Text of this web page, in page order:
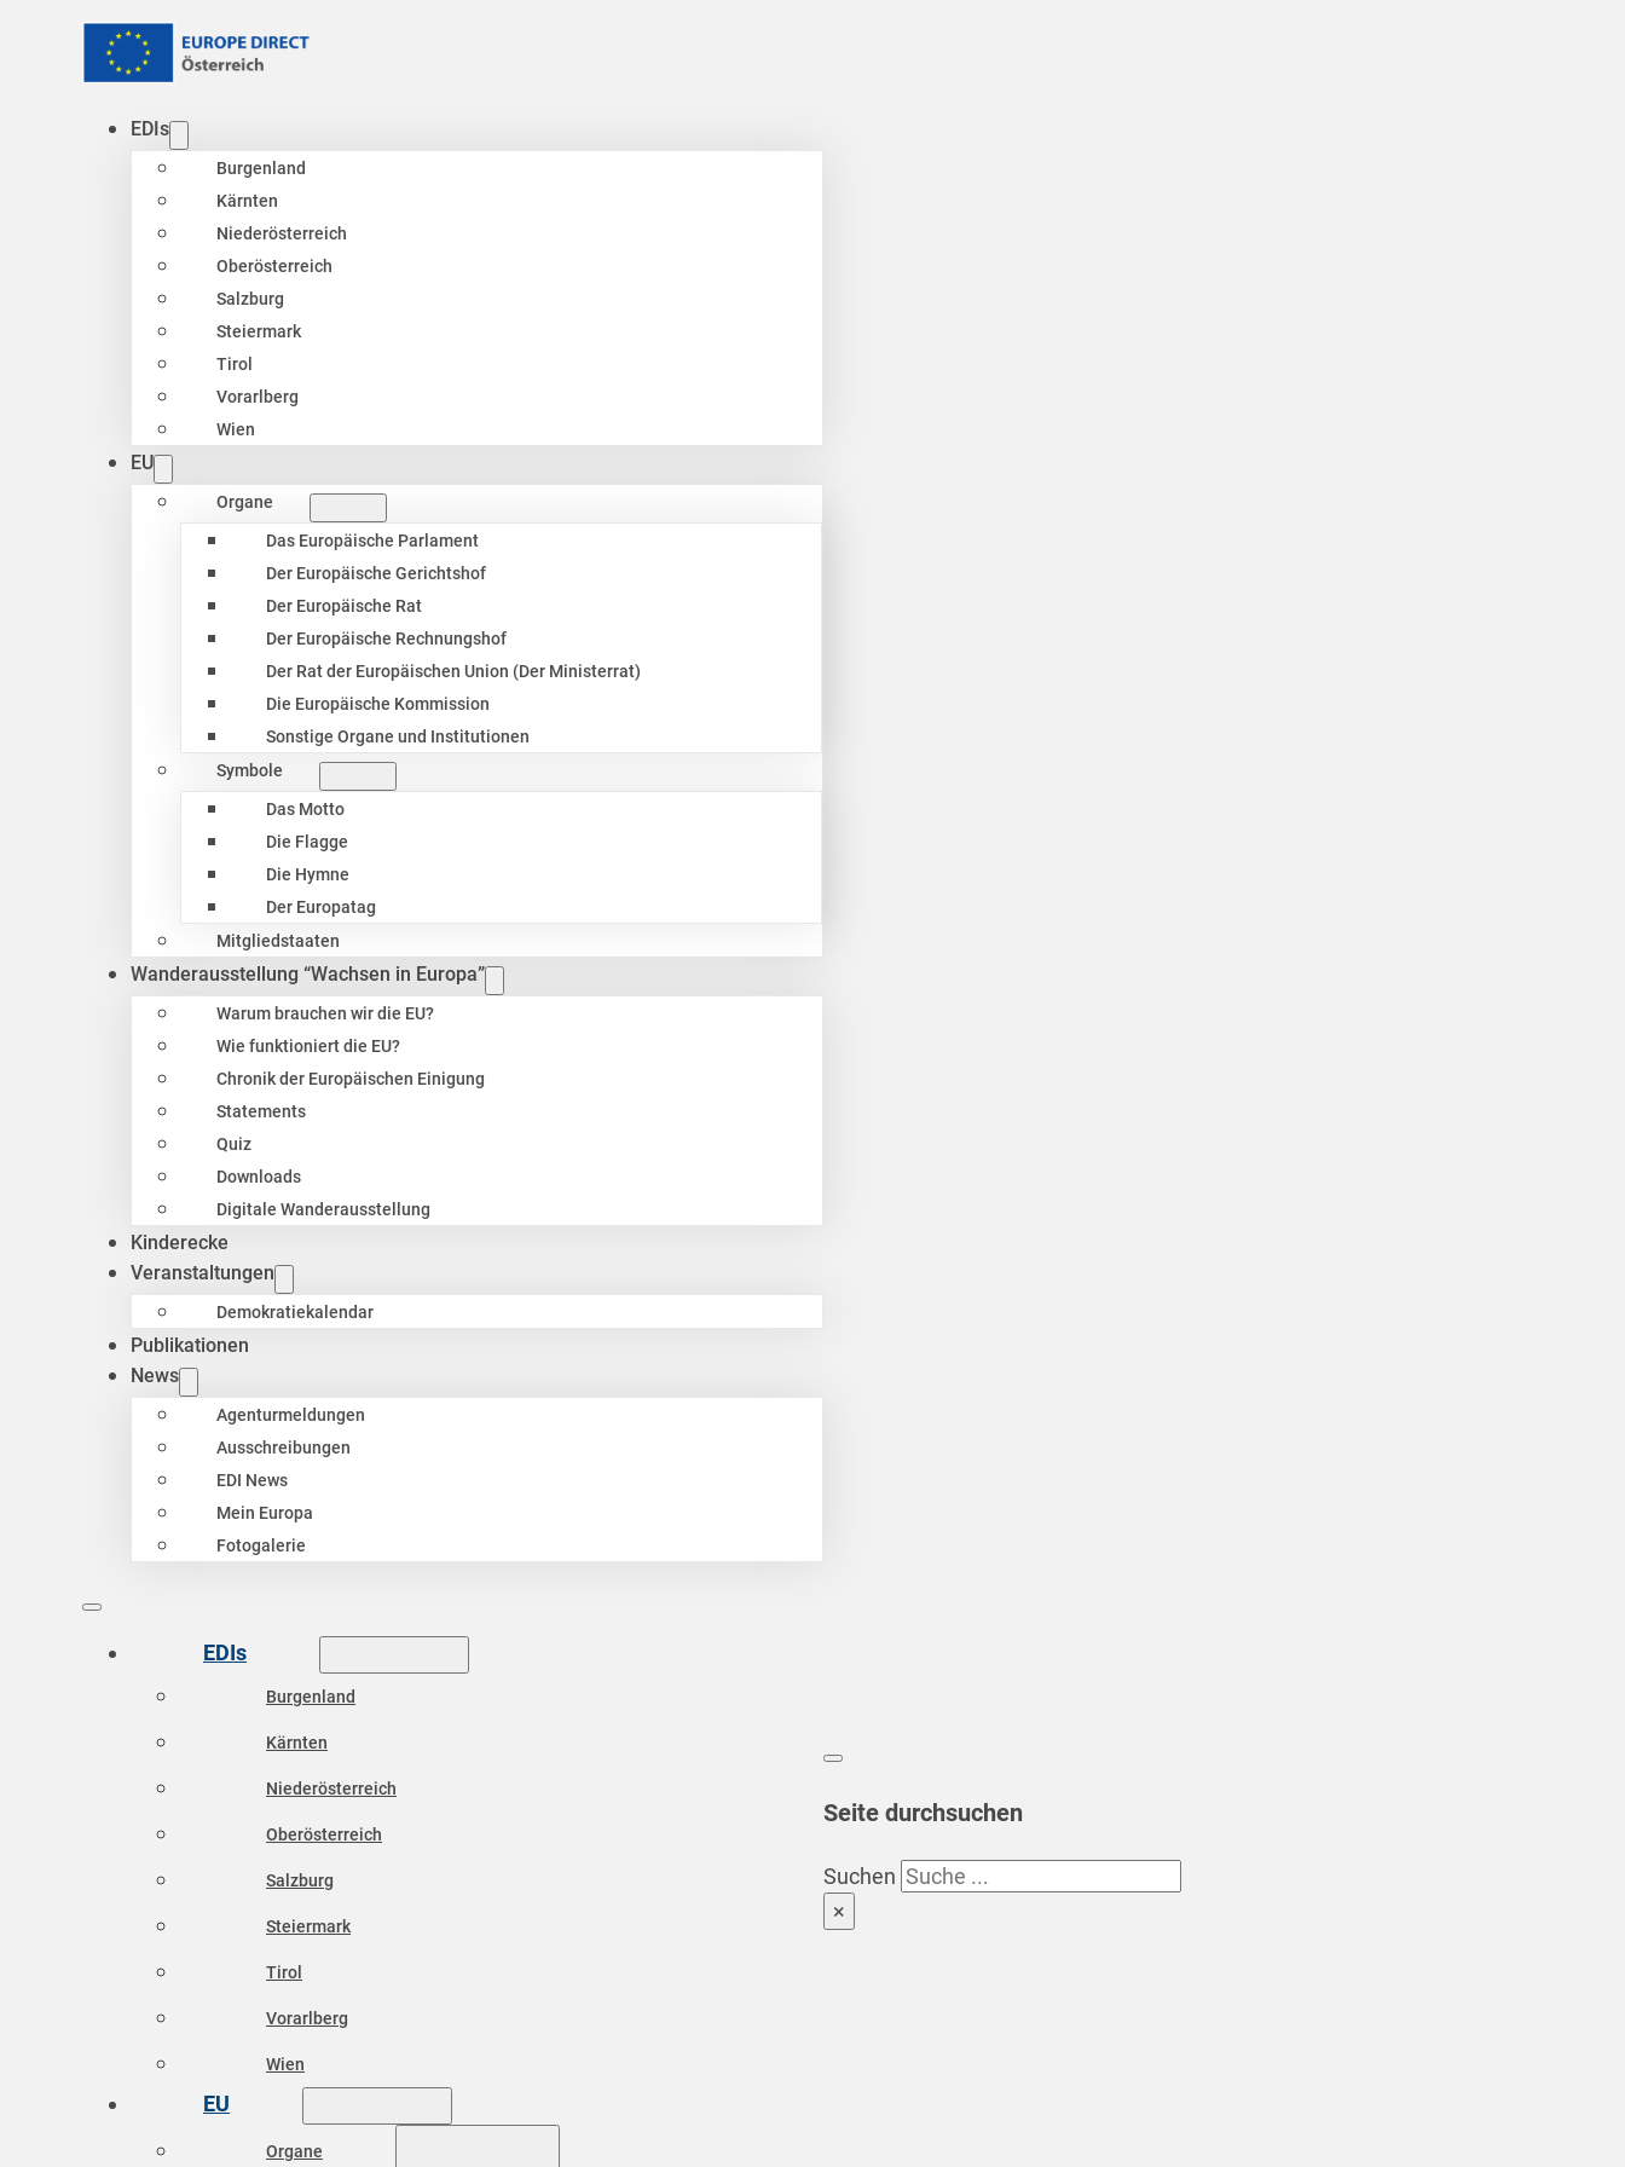
EDIs
Burgenland
Kärnten
Niederösterreich
Oberösterreich
Salzburg
Steiermark
Tirol
Vorarlberg
Wien
EU
Organe
Das Europäische Parlament
Der Europäische Gerichtshof
Der Europäische Rat
Der Europäische Rechnungshof
Der Rat der Europäischen Union (Der Ministerrat)
Die Europäische Kommission
Sonstige Organe und Institutionen
Symbole
Das Motto
Die Flagge
Die Hymne
Der Europatag
Mitgliedstaaten
Wanderausstellung “Wachsen in Europa”
Warum brauchen wir die EU?
Wie funktioniert die EU?
Chronik der Europäischen Einigung
Statements
Quiz
Downloads
Digitale Wanderausstellung
Kinderecke
Veranstaltungen
Demokratiekalendar
Publikationen
News
Agenturmeldungen
Ausschreibungen
EDI News
Mein Europa
Fotogalerie
EDIs
Burgenland
Kärnten
Niederösterreich
Oberösterreich
Salzburg
Steiermark
Tirol
Vorarlberg
Wien
EU
Organe
Seite durchsuchen
Suchen
×